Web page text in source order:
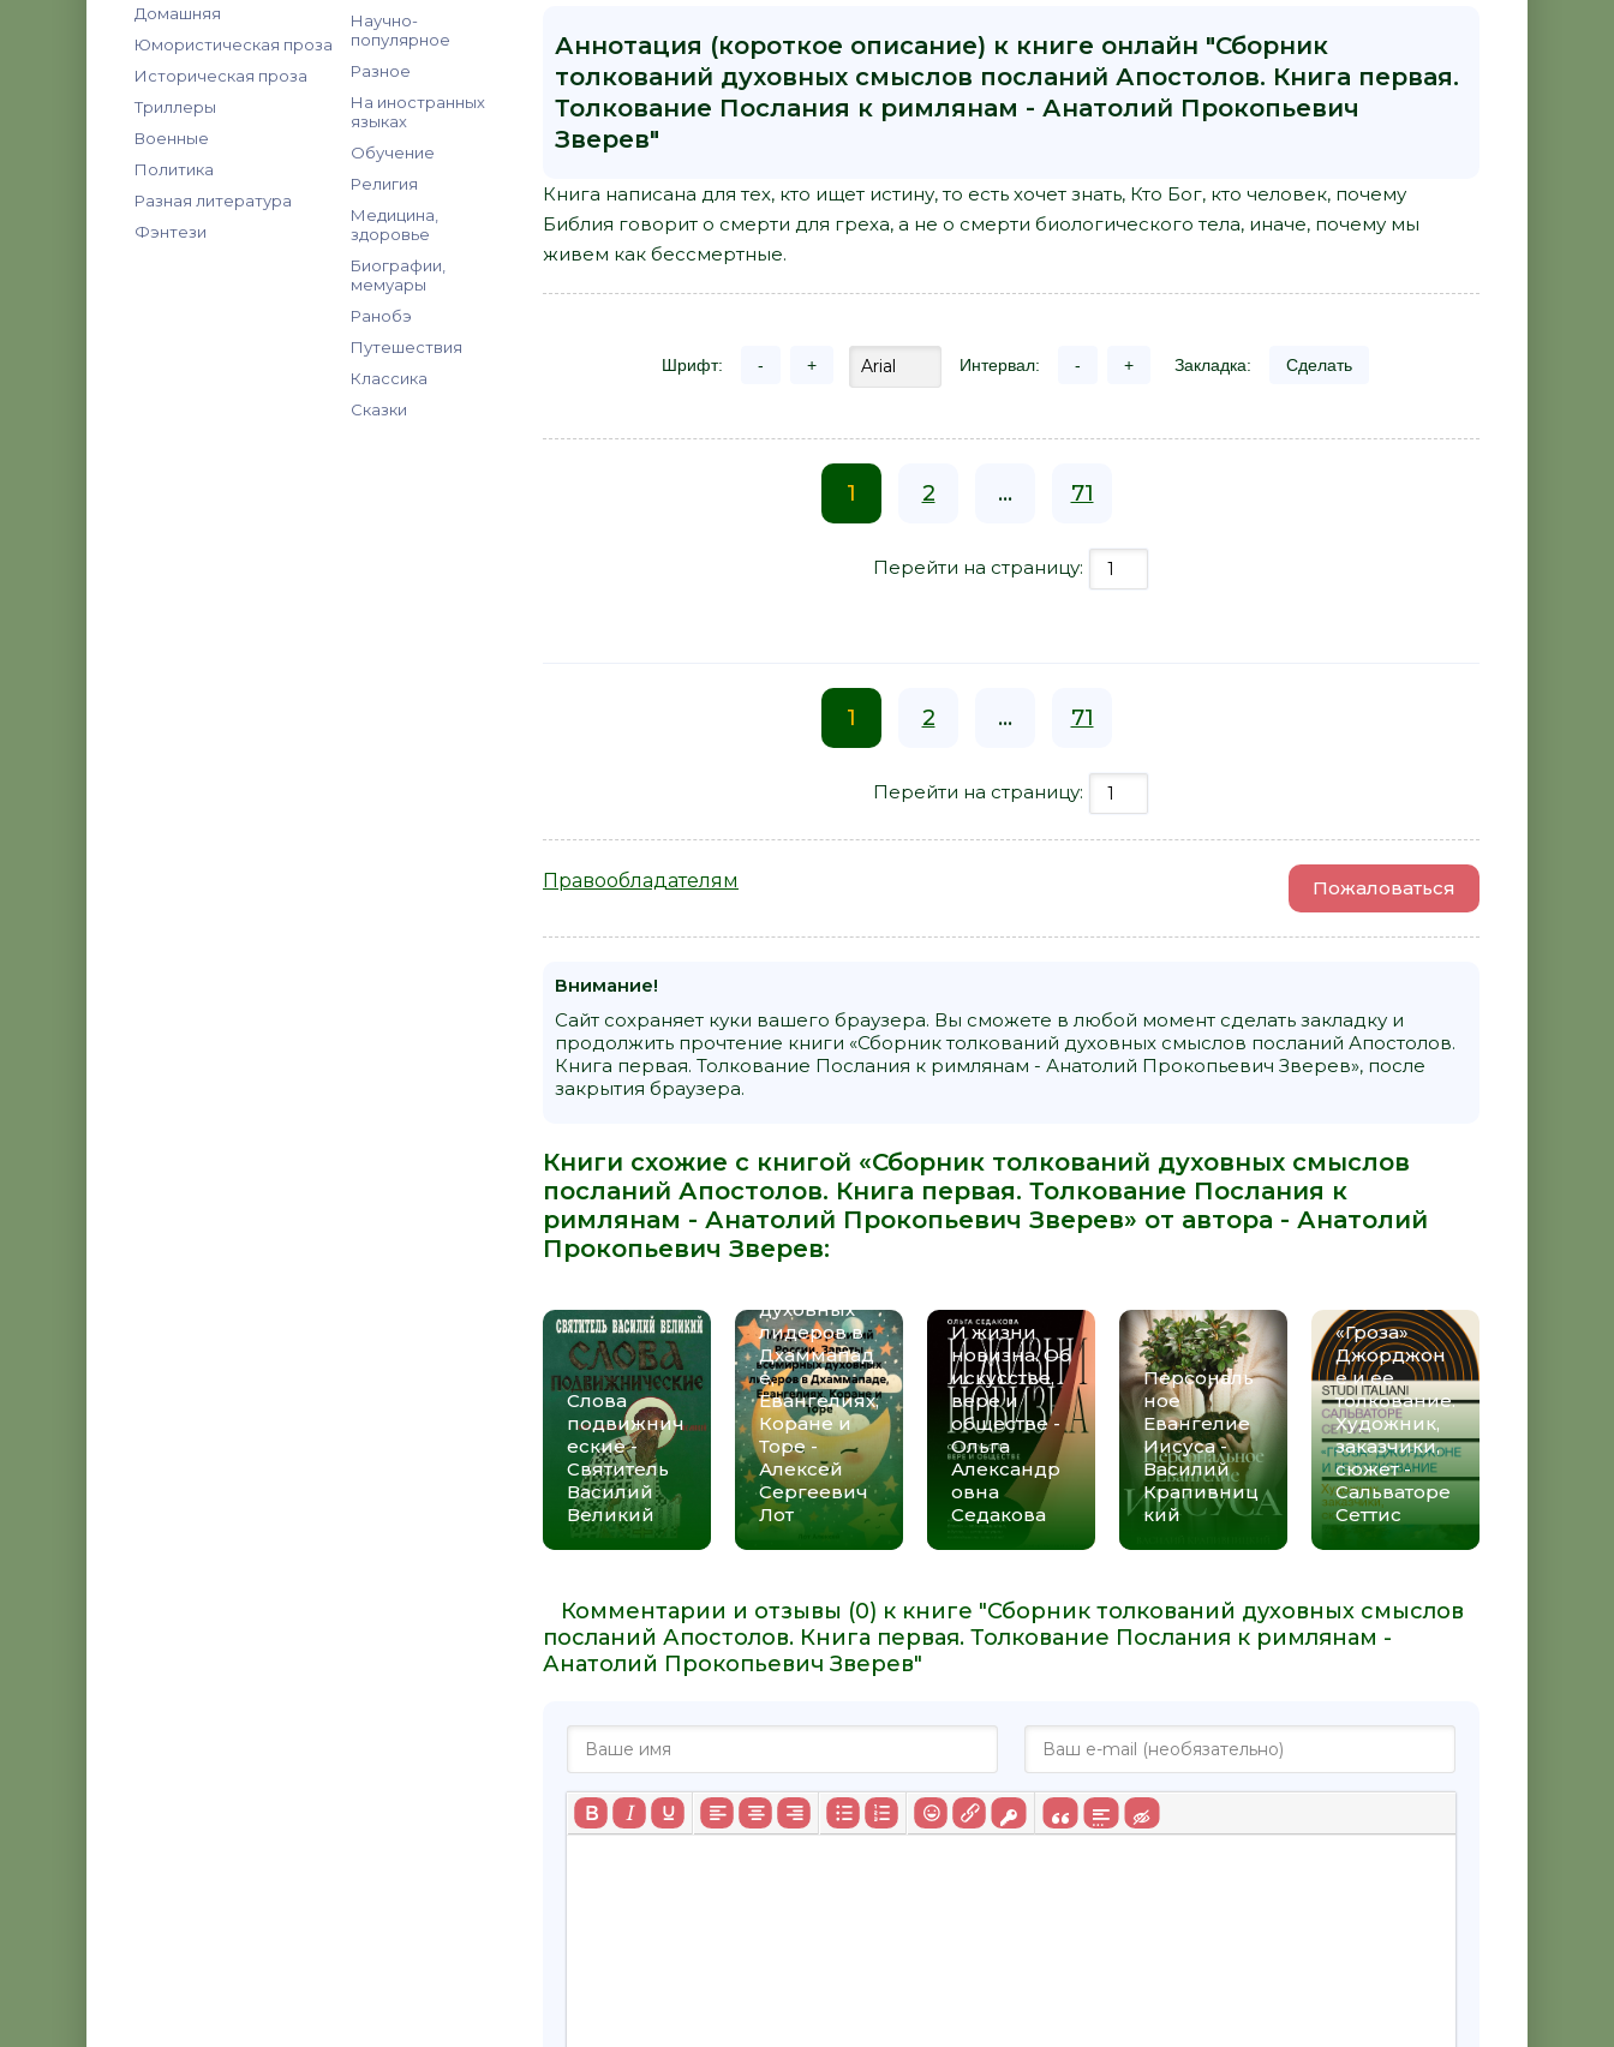
Домашняя
Юмористическая проза
Историческая проза
Триллеры
Военные
Политика
Разная литература
Фэнтези
Научно-
популярное
Разное
На иностранных
языках
Обучение
Религия
Медицина,
здоровье
Биографии,
мемуары
Ранобэ
Путешествия
Классика
Сказки
Аннотация (короткое описание) к книге онлайн "Сборник
толкований духовных смыслов посланий Апостолов. Книга первая.
Толкование Послания к римлянам - Анатолий Прокопьевич
Зверев"
Книга написана для тех, кто ищет истину, то есть хочет знать, Кто Бог, кто человек, почему
Библия говорит о смерти для греха, а не о смерти биологического тела, иначе, почему мы
живем как бессмертные.
Шрифт: - + Интервал: - + Закладка: Сделать
1 2 ... 71
Перейти на страницу:
1 2 ... 71
Перейти на страницу:
Правообладателям Пожаловаться
Внимание!
Сайт сохраняет куки вашего браузера. Вы сможете в любой момент сделать закладку и
продолжить прочтение книги «Сборник толкований духовных смыслов посланий Апостолов.
Книга первая. Толкование Послания к римлянам - Анатолий Прокопьевич Зверев», после
закрытия браузера.
Книги схожие с книгой «Сборник толкований духовных смыслов
посланий Апостолов. Книга первая. Толкование Послания к
римлянам - Анатолий Прокопьевич Зверев» от автора - Анатолий
Прокопьевич Зверев:
Слова
подвижнич
еские -
Святитель
Василий
Великий
Мудрость
религий
России.
Заветы
духовных
лидеров в
Дхаммапад
е,
Евангелиях,
Коране и
Торе -
Алексей
Сергеевич
Лот
И жизни
новизна. Об
искусстве,
вере и
обществе -
Ольга
Александр
овна
Седакова
Персональ
ное
Евангелие
Иисуса -
Василий
Крапивниц
кий
«Гроза»
Джорджон
е и ее
толкование.
Художник,
заказчики,
сюжет -
Сальваторе
Сеттис
Комментарии и отзывы (0) к книге "Сборник толкований духовных смыслов
посланий Апостолов. Книга первая. Толкование Послания к римлянам -
Анатолий Прокопьевич Зверев"